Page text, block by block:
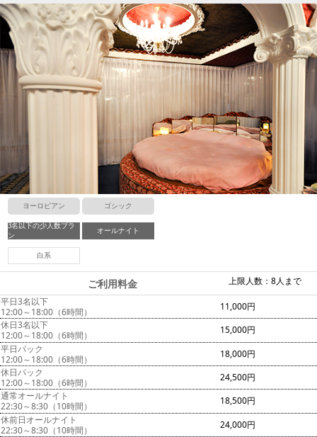
ヨーロピアン ゴシック
3名以下の少人数プラ
ン
オールナイト
白系
上限人数：8人まで
ご利用料金
平日3名以下
12:00～18:00（6時間）
11,000円
休日3名以下
12:00～18:00（6時間）
15,000円
平日パック
12:00～18:00（6時間）
18,000円
休日パック
12:00～18:00（6時間）
24,500円
通常オールナイト
22:30～8:30（10時間）
18,500円
休前日オールナイト
22:30～8:30（10時間）
24,000円